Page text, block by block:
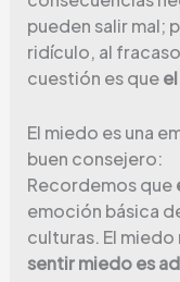
pueden salir mal;
ridículo, al
cuestión es queel
El miedo es una
buen consejero:
Recordemos que
emoción básica
culturas. El miedo
sentir miedo es